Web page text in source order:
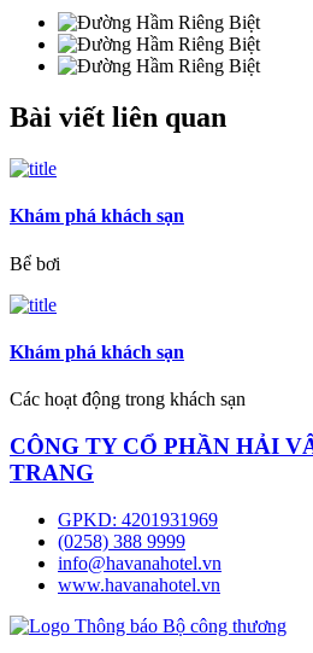
Bài viết liên quan
Khám phá khách sạn
Bể bơi
Khám phá khách sạn
Các hoạt động trong khách sạn
CÔNG TY CỔ PHẦN HẢI
TRANG
GPKD: 4201931969
(0258) 388 9999
info@havanahotel.vn
www.havanahotel.vn